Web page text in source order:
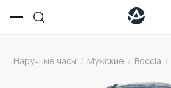
Наручные часы / Мужские / Boccia /